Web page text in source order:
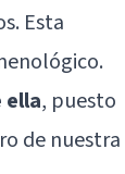
Esta
ella, puesto
de nuestra